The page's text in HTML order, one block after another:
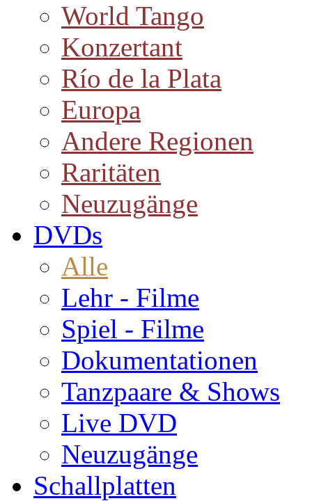
World Tango
Konzertant
Río de la Plata
Europa
Andere Regionen
Raritäten
Neuzugänge
DVDs
Alle
Lehr - Filme
Spiel - Filme
Dokumentationen
Tanzpaare & Shows
Live DVD
Neuzugänge
Schallplatten